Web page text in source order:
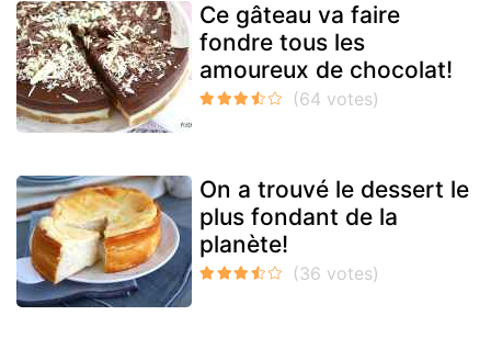
Ce gâteau va faire
fondre tous les
amoureux de chocolat!
On a trouvé le dessert le
plus fondant de la
planète!